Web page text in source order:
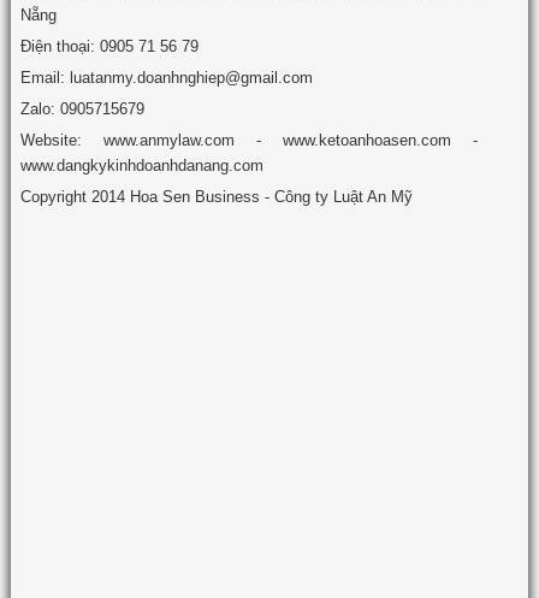
Nẵng
Điện thoại: 0905 71 56 79
Email: luatanmy.doanhnghiep@gmail.com
Zalo: 0905715679
Website: www.anmylaw.com - www.ketoanhoasen.com -
www.dangkykinhdoanhdanang.com
Copyright 2014 Hoa Sen Business - Công ty Luật An Mỹ